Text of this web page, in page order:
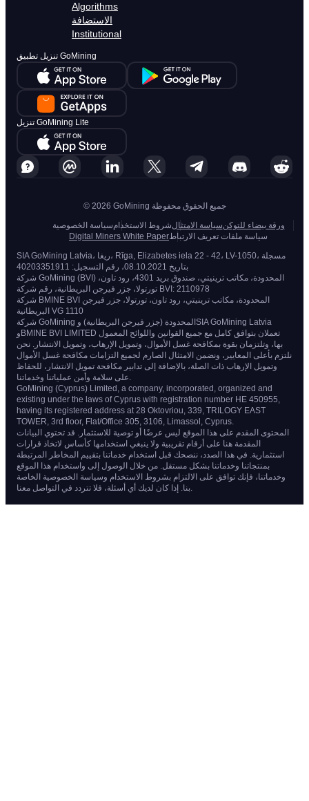
Algorithms
الاستضافة
Institutional
تنزيل تطبيق GoMining
تنزيل GoMining Lite
© 2026 GoMining جميع الحقوق محفوظة
سياسة الخصوصيةشروط الاستخدامسياسة الامتثالورقة بيضاء للتوكن
Digital Miners White Paperسياسة ملفات تعريف الارتباط
SIA GoMining Latvia، ريغا، Rīga, Elizabetes iela 22 - 42، LV-1050، مسجلة
بتاريخ 08.10.2021، رقم التسجيل: 40203351911
شركة GoMining (BVI) المحدودة، مكاتب ترينيتي، صندوق بريد 4301، رود تاون،
تورتولا، جزر فيرجن البريطانية، رقم شركة BVI: 2110978
شركة BMINE BVI المحدودة، مكاتب ترينيتي، رود تاون، تورتولا، جزر فيرجن
البريطانية VG 1110
شركة GoMining المحدودة (جزر فيرجن البريطانية) وSIA GoMining Latvia
وBMINE BVI LIMITED تعملان بتوافق كامل مع جميع القوانين واللوائح المعمول
بها، وتلتزمان بقوة بمكافحة غسل الأموال، وتمويل الإرهاب، وتمويل الانتشار. نحن
نلتزم بأعلى المعايير، ونضمن الامتثال الصارم لجميع التزامات مكافحة غسل الأموال
وتمويل الإرهاب ذات الصلة، بالإضافة إلى تدابير مكافحة تمويل الانتشار، للحفاظ
على سلامة وأمن عملياتنا وخدماتنا.
GoMining (Cyprus) Limited, a company, incorporated, organized and
existing under the laws of Cyprus with registration number HE 450955,
having its registered address at 28 Oktovriou, 339, TRILOGY EAST
TOWER, 3rd floor, Flat/Office 305, 3106, Limassol, Cyprus.
المحتوى المقدم على هذا الموقع ليس عرضًا أو توصية للاستثمار. قد تحتوي البيانات
المقدمة هنا على أرقام تقريبية ولا ينبغي استخدامها كأساس لاتخاذ قرارات
استثمارية. في هذا الصدد، ننصحك قبل استخدام خدماتنا بتقييم المخاطر المرتبطة
بمنتجاتنا وخدماتنا بشكل مستقل. من خلال الوصول إلى واستخدام هذا الموقع
وخدماتنا، فإنك توافق على الالتزام بشروط الاستخدام وسياسة الخصوصية الخاصة
بنا. إذا كان لديك أي أسئلة، فلا تتردد في التواصل معنا.